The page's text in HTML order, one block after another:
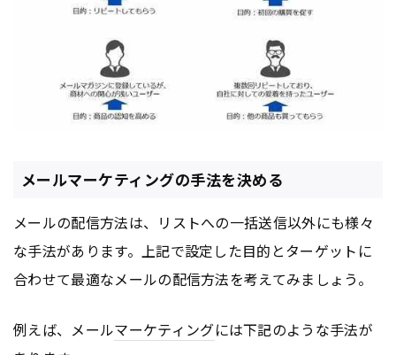
メールマーケティングの手法を決める
メールの配信方法は、リストへの一括送信以外にも様々
な手法があります。上記で設定した目的とターゲットに
合わせて最適なメールの配信方法を考えてみましょう。
例えば、メールマーケティングには下記のような手法が